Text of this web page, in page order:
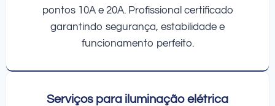
pontos 10A e 20A. Profissional certificado
garantindo segurança, estabilidade e
funcionamento perfeito.
Serviços para iluminação elétrica